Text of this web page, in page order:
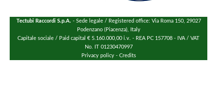
Tectubi Raccordi S.p.A. - Sede legale / Registered office: Via Roma 150, 29027
Podenzano (Piacenza), Italy
Capitale sociale / Paid capital € 5.160.000,00 i.v. - REA PC 157708 - IVA / VAT
No. IT 01230470997
Privacy policy- Credits